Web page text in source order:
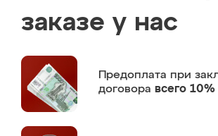
заказе у нас
Предоплата при
договора всего 10%